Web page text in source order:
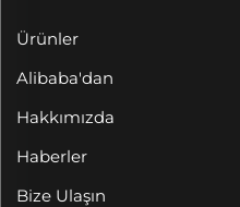
Ürünler
Alibaba'dan
Hakkımızda
Haberler
Bize Ulaşın